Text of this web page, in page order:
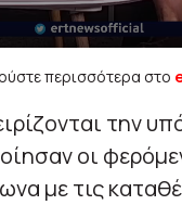
περισσότερα στο
την
οι
με τις